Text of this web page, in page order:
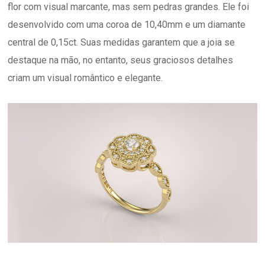
flor com visual marcante, mas sem pedras grandes. Ele foi
desenvolvido com uma coroa de 10,40mm e um diamante
central de 0,15ct. Suas medidas garantem que a joia se
destaque na mão, no entanto, seus graciosos detalhes
criam um visual romântico e elegante.